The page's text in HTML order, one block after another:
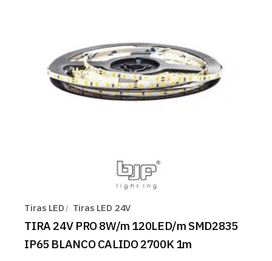
Tiras LED Tiras LED 24V
TIRA 24V PRO 8W/m 120LED/m SMD2835
IP65 BLANCO CALIDO 2700K 1m